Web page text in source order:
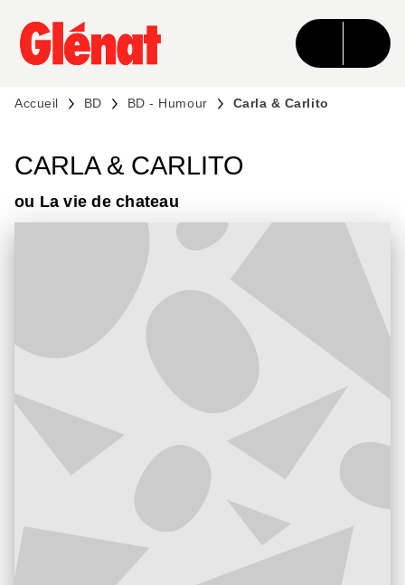
MENU RECHERCHE CONTENU
PIED DE PAGE
Accueil BD BD - Humour Carla & Carlito
CARLA & CARLITO
ou La vie de chateau